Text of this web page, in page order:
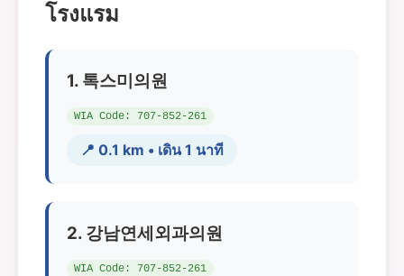
โรงแรม
1. 톡스미의원
WIA Code: 707-852-261
📍 0.1 km • เดิน 1 นาที
2. 강남연세외과의원
WIA Code: 707-852-261